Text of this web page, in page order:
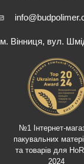
м. Вінниця, вул.
№1 Інтернет-
пакувальних
та товарів для
2024